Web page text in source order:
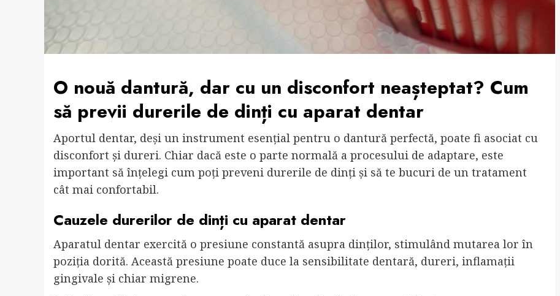
O nouă dantură, dar cu un disconfort neașteptat? Cum
să previi durerile de dinți cu aparat dentar
Aportul dentar, deși un instrument esențial pentru o dantură perfectă, poate fi asociat cu
disconfort și dureri. Chiar dacă este o parte normală a procesului de adaptare, este
important să înțelegi cum poți preveni durerile de dinți și să te bucuri de un tratament
cât mai confortabil.
Cauzele durerilor de dinți cu aparat dentar
Aparatul dentar exercită o presiune constantă asupra dinților, stimulând mutarea lor în
poziția dorită. Această presiune poate duce la sensibilitate dentară, dureri, inflamații
gingivale și chiar migrene.